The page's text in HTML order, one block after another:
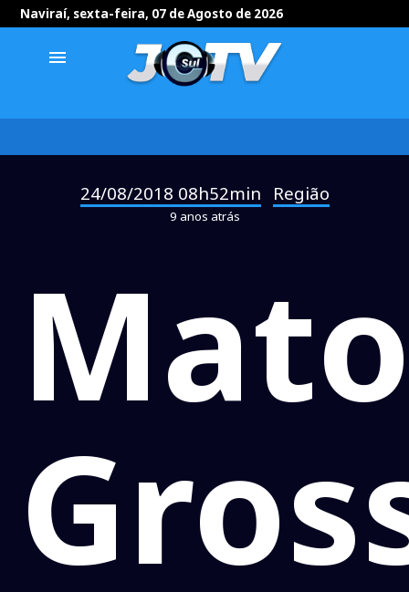
Naviraí, sexta-feira, 07 de Agosto de 2026
menu
24/08/2018 08h52min Região
9 anos atrás